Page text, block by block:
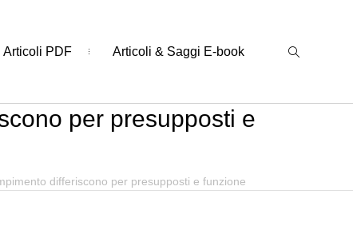
Articoli PDF Articoli & Saggi E-book
per presupposti e
differiscono per presupposti e funzione